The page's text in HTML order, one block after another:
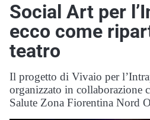
Social Art per
ecco come
teatro
Il progetto di Vivaio per
organizzato in collaborazione
Salute Zona Fiorentina Nord